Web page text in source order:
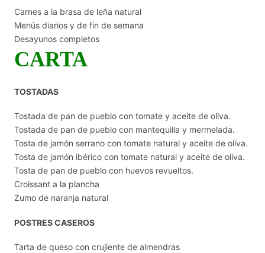
Carnes a la brasa de leña natural
Menús diarios y de fin de semana
Desayunos completos
CARTA
TOSTADAS
Tostada de pan de pueblo con tomate y aceite de oliva.
Tostada de pan de pueblo con mantequilla y mermelada.
Tosta de jamón serrano con tomate natural y aceite de oliva.
Tosta de jamón ibérico con tomate natural y aceite de oliva.
Tosta de pan de pueblo con huevos revueltos.
Croissant a la plancha
Zumo de naranja natural
POSTRES CASEROS
Tarta de queso con crujiente de almendras